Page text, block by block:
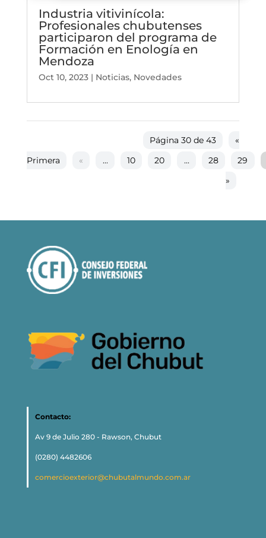
Industria vitivinícola:
Profesionales chubutenses
participaron del programa de
Formación en Enología en
Mendoza
Oct 10, 2023| Noticias, Novedades
Página 30 de 43
«
Primera
« ... 10 20 ... 28
29
»
Contacto:
Av 9 de Julio 280 - Rawson, Chubut
(0280) 4482606
comercioexterior@chubutalmundo.com.ar